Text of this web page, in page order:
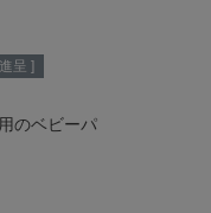
呈 ]
のベビーパ